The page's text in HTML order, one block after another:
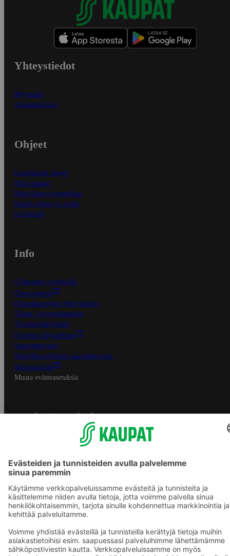
Yhteystiedot
Myymälät
Asiakaspalvelu
Ohjeet
Ensitilaajan ohjeet
Näin maksat
Näin tilaat ja muokkaat
Kaikki ohjeet ja vinkit
In English
Info
S-Business yrityksille
Oiva-raportit
Osuuskauppojen yhteystiedot
Tilaus- ja toimitusehdot
Tietosuojakäytäntö
Palvelun käyttöehdot
Saavutettavuus
Mobiilisovelluksen saavutettavuus
Mainostajalle
Muuta evästeasetuksia
S-ryhmän palvelut
Yhteishyvä Ruoka -sovellus
Prisma.fi
Sokos.fi
S-Pankki
Sokos Hotels
Raflaamo